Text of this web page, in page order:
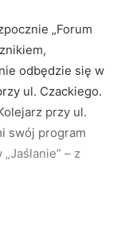
„Forum
odbędzie się w
ul. Czackiego.
przy ul.
swój program
– z